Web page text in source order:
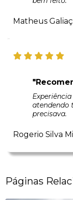
Matheus
atendendo
precisava.
Rogerio Silva
Páginas